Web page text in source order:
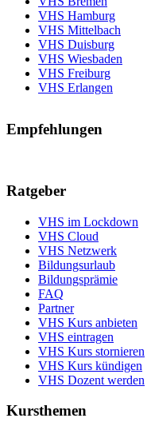
VHS Hamburg
VHS Mittelbach
VHS Duisburg
VHS Wiesbaden
VHS Freiburg
VHS Erlangen
Empfehlungen
Ratgeber
VHS im Lockdown
VHS Cloud
VHS Netzwerk
Bildungsurlaub
Bildungsprämie
FAQ
Partner
VHS Kurs anbieten
VHS eintragen
VHS Kurs stornieren
VHS Kurs kündigen
VHS Dozent werden
Kursthemen